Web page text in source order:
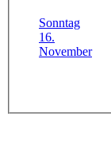
Sonntag
16.
November